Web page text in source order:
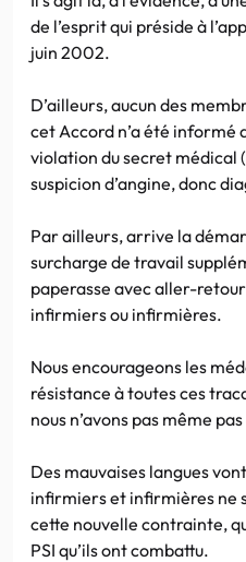
de l’esprit qui préside à
juin 2002.
D’ailleurs, aucun des
cet Accord n’a été informé
violation du secret médical
suspicion d’angine, donc
Par ailleurs, arrive la
surcharge de travail
paperasse avec aller-
infirmiers ou infirmières.
Nous encourageons les
résistance à toutes ces
nous n’avons pas même
Des mauvaises langues
infirmiers et infirmières ne
cette nouvelle contrainte,
PSI qu’ils ont combattu.